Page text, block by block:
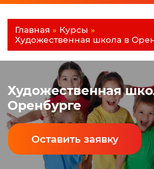
Главная » Курсы »
Художественная школа в
Художественная
Оренбурге
Оставить заявку